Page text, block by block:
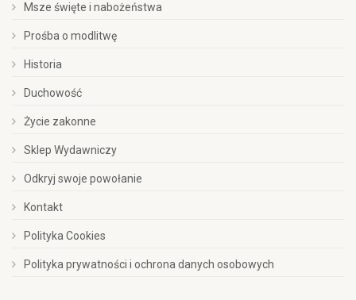
Msze święte i nabożeństwa
Prośba o modlitwę
Historia
Duchowość
Życie zakonne
Sklep Wydawniczy
Odkryj swoje powołanie
Kontakt
Polityka Cookies
Polityka prywatności i ochrona danych osobowych